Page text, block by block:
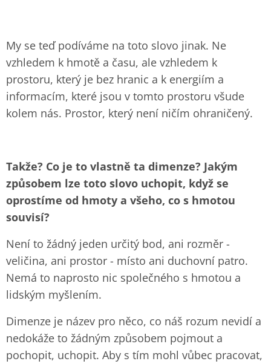
My se teď podíváme na toto slovo jinak. Ne
vzhledem k hmotě a času, ale vzhledem k
prostoru, který je bez hranic a k energiím a
informacím, které jsou v tomto prostoru všude
kolem nás. Prostor, který není ničím ohraničený.
Takže? Co je to vlastně ta dimenze? Jakým
způsobem lze toto slovo uchopit, když se
oprostíme od hmoty a všeho, co s hmotou
souvisí?
Není to žádný jeden určitý bod, ani rozměr -
veličina, ani prostor - místo ani duchovní patro.
Nemá to naprosto nic společného s hmotou a
lidským myšlením.
Dimenze je název pro něco, co náš rozum nevidí a
nedokáže to žádným způsobem pojmout a
pochopit, uchopit. Aby s tím mohl vůbec pracovat,